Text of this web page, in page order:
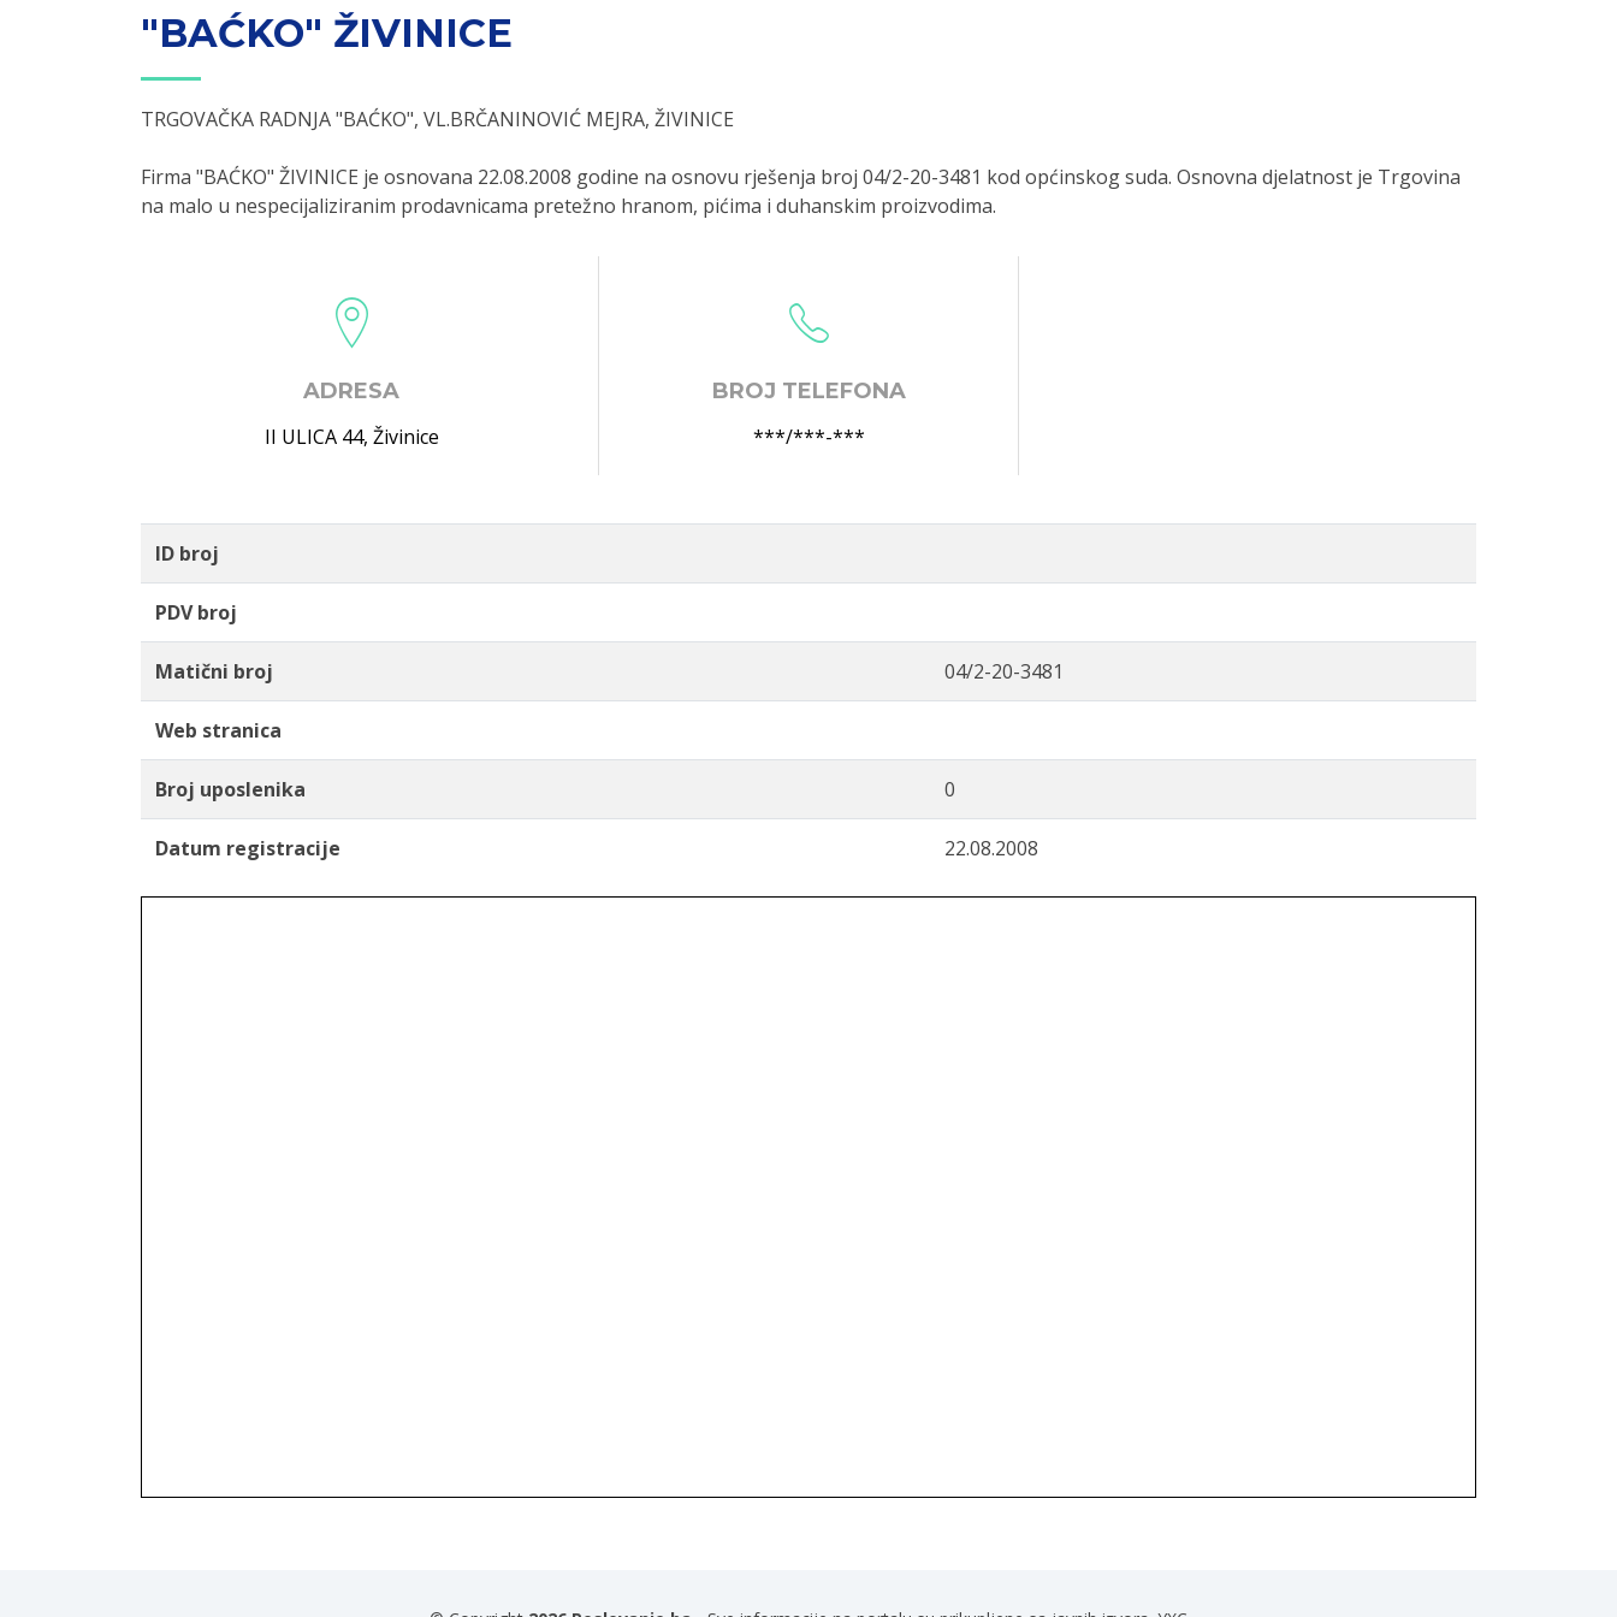
"BAĆKO" ŽIVINICE
TRGOVAČKA RADNJA "BAĆKO", VL.BRČANINOVIĆ MEJRA, ŽIVINICE
Firma "BAĆKO" ŽIVINICE je osnovana 22.08.2008 godine na osnovu rješenja broj 04/2-20-3481 kod općinskog suda. Osnovna djelatnost je Trgovina
na malo u nespecijaliziranim prodavnicama pretežno hranom, pićima i duhanskim proizvodima.
ADRESA
II ULICA 44, Živinice
BROJ TELEFONA
***/***-***
ID broj
PDV broj
Matični broj 04/2-20-3481
Web stranica
Broj uposlenika 0
Datum registracije 22.08.2008